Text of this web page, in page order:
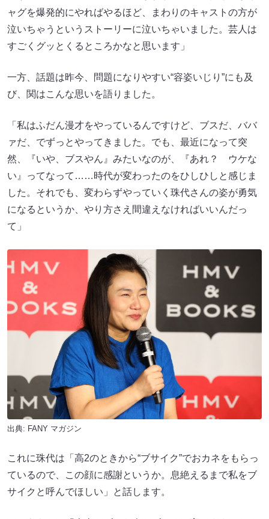
ャグを爆発的にやればやるほど、まわりのキャストの方が
泣いちゃうというストーリーに泣いちゃいました。芸人は
すごくグッとくるところかなと思います」
一方、話題は昨今、問題になりやすい“容姿いじり”にも及
び、関はこんな思いを語りました。
「私はふだん漫才をやっているんですけど、ブスだ、ババ
ァだ、でずっとやってきました。でも、最近になって突
然、『いや、ブスやん』みたいなのが、『あれ？ ウケな
い』ってなって……時代が変わったのをひしひしと感じま
した。それでも、変わらずやっていく珠代さんの姿が勇気
になるというか、やり方さえ間違えなければいいんだっ
て」
出典: FANY マガジン
これに珠代は「高2のときから“ブサイク”でおカネをもらっ
ているので、この顔に感謝というか。息絶えるまで私をブ
サイクと呼んでほしい」と話します。